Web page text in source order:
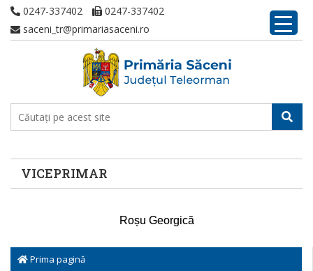
0247-337402
0247-337402
saceni_tr@primariasaceni.ro
VICEPRIMAR
Prima pagină
Roșu Georgică